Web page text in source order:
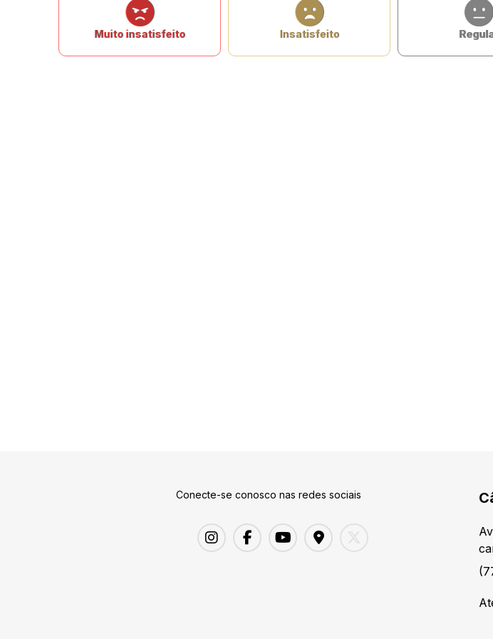
Muito insatisfeito Insatisfeito
Conecte-se conosco nas redes sociais